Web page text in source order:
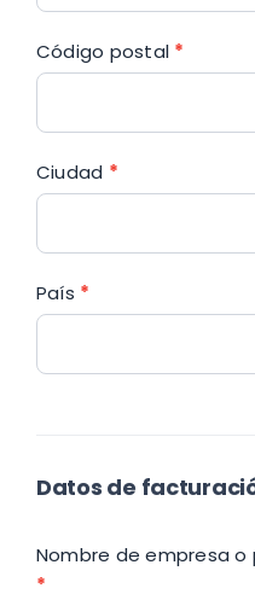
Código postal *
Ciudad *
País *
Datos de
Nombre de empresa
*